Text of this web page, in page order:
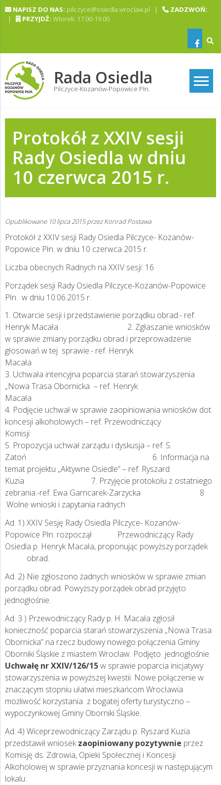
Skip NAPISZ DO NAS: pilczyce@osiedla.wroclaw.pl |
ZADZWOŃ:
|
PRZYJDŹ: Wtorek: 17.00-19.00
Rada Osiedla
Pilczyce-Kozanów-Popowice Płn.
Protokół z XXIV sesji
Rady Osiedla w dniu
10 czerwca 2015 r.
Opublikowane 10 lipca 2015przezKonrad Postawa
Protokół z XXIV sesji Rady Osiedla Pilczyce- Kozanów-
Popowice Płn. w dniu 10 czerwca 2015 r.
Liczba obecnych Radnych na XXIV sesji: 16
Porządek sesji Rady Osiedla Pilczyce-Kozanów-Popowice
Płn. w dniu 10.06.2015 r.
1. Otwarcie sesji i przedstawienie porządku obrad.- ref.
Henryk Macała 2. Zgłaszanie wniosków
w sprawie zmiany porządku obrad i przeprowadzenie
głosowań w tej sprawie.- ref. Henryk
3. Uchwała intencyjna poparcia starań stowarzyszenia
„Nowa Trasa Obornicka – ref. Henryk
4. Podjęcie uchwał w sprawie zaopiniowania wniosków dot.
koncesji alkoholowych – ref. Przewodniczący
5. Propozycja uchwał zarządu i dyskusja – ref. S.
Zatoń 6. Informacja na
temat projektu „Aktywne Osiedle” – ref. Ryszard
Kuzia 7. Przyjęcie protokołu z ostatniego
zebrania.-ref. Ewa Garncarek-Zarzycka 8
.Wolne wnioski i zapytania radnych
Ad. 1) XXIV Sesję Rady Osiedla Pilczyce- Kozanów-
Popowice Płn. rozpoczął Przewodniczący Rady
Osiedla p. Henryk Macała, proponując powyższy porządek
obrad.
Ad. 2) Nie zgłoszono żadnych wniosków w sprawie zmian
porządku obrad. Powyższy porządek obrad przyjęto
jednogłośnie.
Ad. 3 ) Przewodniczący Rady p. H. Macała zgłosił
konieczność poparcia starań stowarzyszenia „Nowa Trasa
Obornicka” na rzecz budowy nowego połączenia Gminy
Oborniki Śląskie z miastem Wrocław. Podjęto jednogłośnie
Uchwałę nr XXIV/126/15w sprawie poparcia inicjatywy
stowarzyszenia w powyższej kwestii. Nowe połączenie w
znaczącym stopniu ułatwi mieszkańcom Wrocławia
możliwość korzystania z bogatej oferty turystyczno –
wypoczynkowej Gminy Oborniki Śląskie.
Ad. 4) Wiceprzewodniczący Zarządu p. Ryszard Kuzia
przedstawił wniosekzaopiniowany pozytywnie przez
Komisję ds. Zdrowia, Opieki Społecznej i Koncesji
Alkoholowej w sprawie przyznania koncesji w następującym
lokalu: